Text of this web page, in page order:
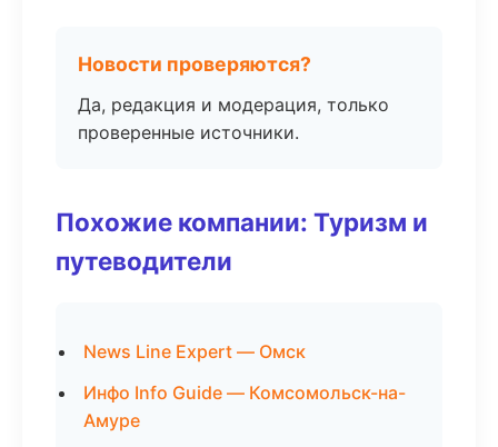
Новости проверяются?
Да, редакция и модерация, только
проверенные источники.
Похожие компании: Туризм и
путеводители
News Line Expert — Омск
Инфо Info Guide — Комсомольск-на-
Амуре